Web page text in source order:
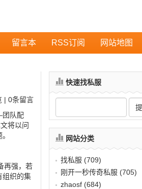
留言本 RSS订阅 网站地图
| 0条留言
队配
将以问
再强，若
组织的集
快速找私服
网站分类
找私服 (709)
刚开一秒传奇私服 (705)
zhaosf (684)